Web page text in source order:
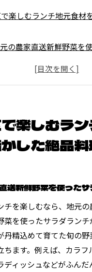
楽しむランチ地元食材
の農家直送新鮮野菜を
野区の漁港から届く新鮮
区産のお肉を使ったジ
ンチ
産フルーツを使ったデザ
を堪能中野区でおすす
家を改装した落ち着き
チ
楽しむラ
した絶品
送新鮮野菜を使った
チを楽しむなら、地元
菜を使ったサラダランチ
丹精込めて育てた旬の
ちます。例えば、カラフ
ディッシュなどがふん